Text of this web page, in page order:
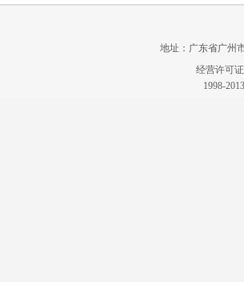
地址：广东省广州
经营许可
1998-